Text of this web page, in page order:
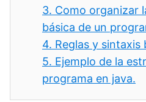
3. Como organizar
básica de un
4. Reglas y sintaxis
5. Ejemplo de la
programa en java.